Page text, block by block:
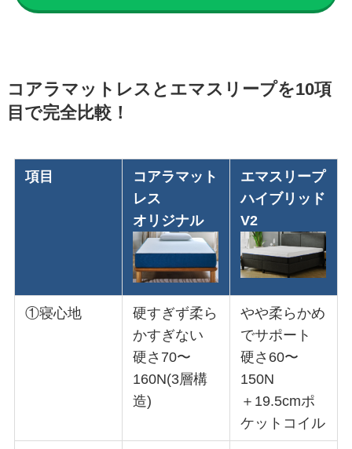
コアラマットレスとエマスリープを10項
目で完全比較！
項目
コアラマット
レス
オリジナル
エマスリープ
ハイブリッド
V2
①寝心地
硬すぎず柔ら
かすぎない
硬さ70〜
160N(3層構
造)
やや柔らかめ
でサポート
硬さ60〜
150N
＋19.5cmポ
ケットコイル